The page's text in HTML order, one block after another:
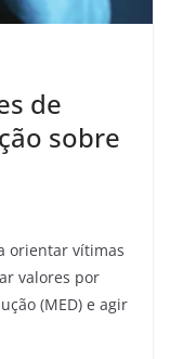
de
sobre
orientar vítimas
valores por
(MED) e agir